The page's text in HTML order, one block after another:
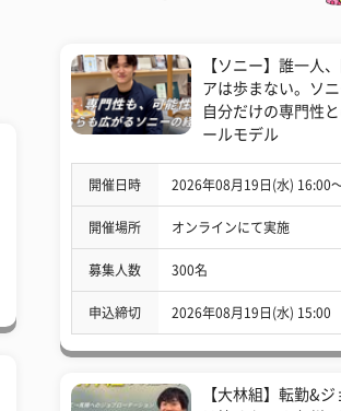
【ソニー】誰一人
アは歩まない。ソニ
自分だけの専門性
ールモデル
開催日時 2026年08月19日(水) 16:00
開催場所 オンラインにて実施
募集人数 300名
申込締切 2026年08月19日(水) 15:00
【大林組】転勤&